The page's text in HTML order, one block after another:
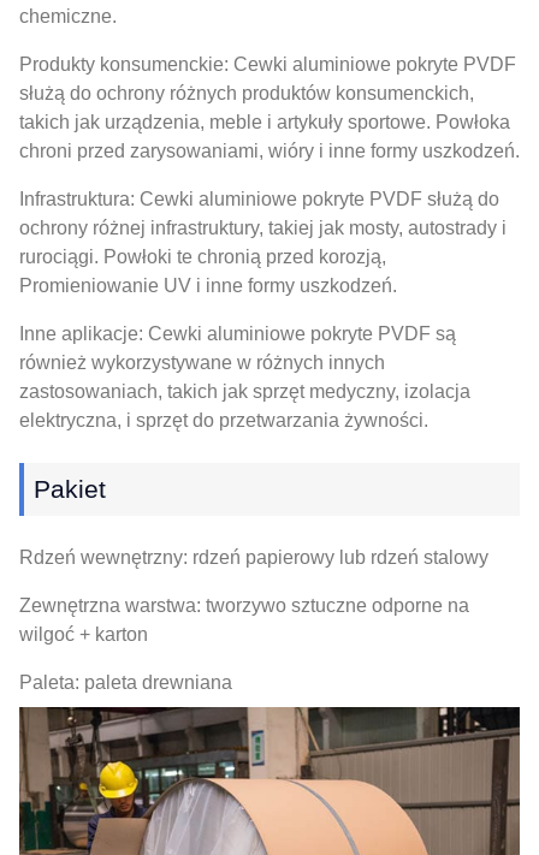
chemiczne.
Produkty konsumenckie: Cewki aluminiowe pokryte PVDF
służą do ochrony różnych produktów konsumenckich,
takich jak urządzenia, meble i artykuły sportowe. Powłoka
chroni przed zarysowaniami, wióry i inne formy uszkodzeń.
Infrastruktura: Cewki aluminiowe pokryte PVDF służą do
ochrony różnej infrastruktury, takiej jak mosty, autostrady i
rurociągi. Powłoki te chronią przed korozją,
Promieniowanie UV i inne formy uszkodzeń.
Inne aplikacje: Cewki aluminiowe pokryte PVDF są
również wykorzystywane w różnych innych
zastosowaniach, takich jak sprzęt medyczny, izolacja
elektryczna, i sprzęt do przetwarzania żywności.
Pakiet
Rdzeń wewnętrzny: rdzeń papierowy lub rdzeń stalowy
Zewnętrzna warstwa: tworzywo sztuczne odporne na
wilgoć + karton
Paleta: paleta drewniana